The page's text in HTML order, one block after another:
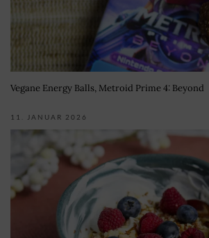
Vegane Energy Balls, Metroid Prime 4: Beyond
11. JANUAR 2026